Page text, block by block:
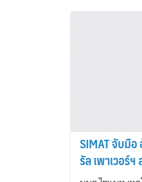
SIMAT จับมือ
รัล เพาเวอร์